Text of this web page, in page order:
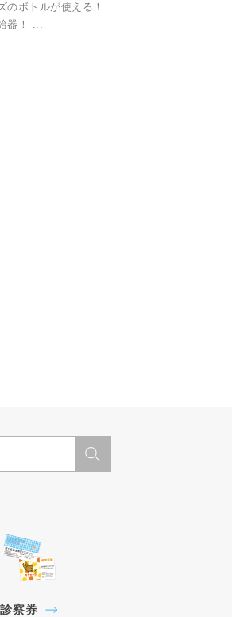
のボトルが使える！
器！ ...
診察券